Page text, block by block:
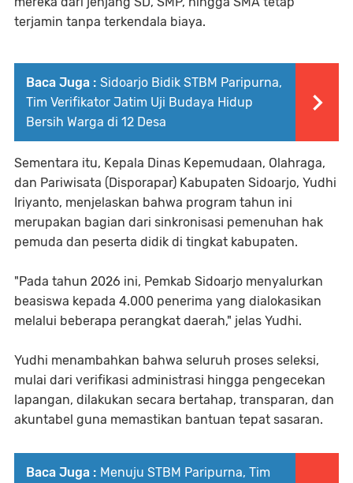
terjamin tanpa terkendala biaya.
Baca Juga : Sidoarjo Bidik STBM Paripurna,
Tim Verifikator Jatim Uji Budaya Hidup
Bersih Warga di 12 Desa
Sementara itu, Kepala Dinas Kepemudaan, Olahraga,
dan Pariwisata (Disporapar) Kabupaten Sidoarjo, Yudhi
Iriyanto, menjelaskan bahwa program tahun ini
merupakan bagian dari sinkronisasi pemenuhan hak
pemuda dan peserta didik di tingkat kabupaten.
"Pada tahun 2026 ini, Pemkab Sidoarjo menyalurkan
beasiswa kepada 4.000 penerima yang dialokasikan
melalui beberapa perangkat daerah," jelas Yudhi.
Yudhi menambahkan bahwa seluruh proses seleksi,
mulai dari verifikasi administrasi hingga pengecekan
lapangan, dilakukan secara bertahap, transparan, dan
akuntabel guna memastikan bantuan tepat sasaran.
Baca Juga : Menuju STBM Paripurna, Tim